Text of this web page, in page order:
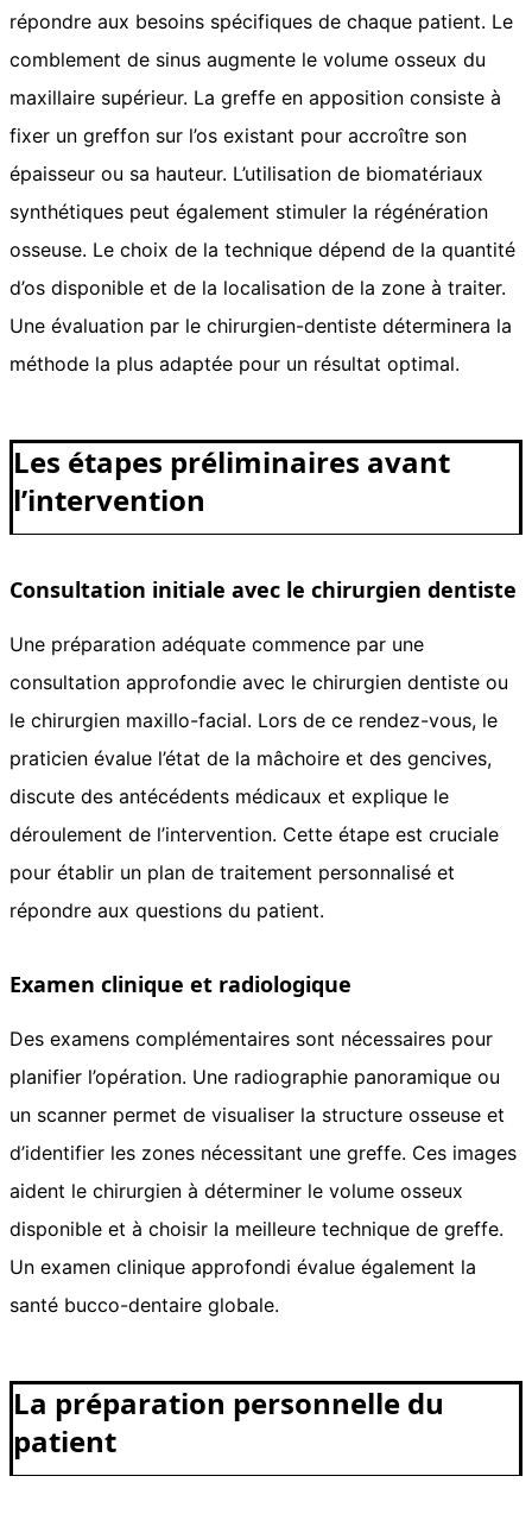
répondre aux besoins spécifiques de chaque patient. Le
comblement de sinus augmente le volume osseux du
maxillaire supérieur. La greffe en apposition consiste à
fixer un greffon sur l’os existant pour accroître son
épaisseur ou sa hauteur. L’utilisation de biomatériaux
synthétiques peut également stimuler la régénération
osseuse. Le choix de la technique dépend de la quantité
d’os disponible et de la localisation de la zone à traiter.
Une évaluation par le chirurgien-dentiste déterminera la
méthode la plus adaptée pour un résultat optimal.
Les étapes préliminaires avant
l’intervention
Consultation initiale avec le chirurgien dentiste
Une préparation adéquate commence par une
consultation approfondie avec le chirurgien dentiste ou
le chirurgien maxillo-facial. Lors de ce rendez-vous, le
praticien évalue l’état de la mâchoire et des gencives,
discute des antécédents médicaux et explique le
déroulement de l’intervention. Cette étape est cruciale
pour établir un plan de traitement personnalisé et
répondre aux questions du patient.
Examen clinique et radiologique
Des examens complémentaires sont nécessaires pour
planifier l’opération. Une radiographie panoramique ou
un scanner permet de visualiser la structure osseuse et
d’identifier les zones nécessitant une greffe. Ces images
aident le chirurgien à déterminer le volume osseux
disponible et à choisir la meilleure technique de greffe.
Un examen clinique approfondi évalue également la
santé bucco-dentaire globale.
La préparation personnelle du
patient